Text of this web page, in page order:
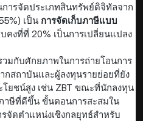
ารจัดประเภทสินทรัพย์ดิจิทัลจาก
เป็น การจัดเก็บภาษีแบบ
คงที่ที่ 20% เป็นการเปลี่ยนแปลง
มกับศักยภาพในการถ่ายโอนการ
กสถาบันและผู้ลงทุนรายย่อยที่ยัง
ยชน์สูง เช่น ZBT ขณะที่นักลงทุน
าษีที่ดีขึ้น ขั้นตอนการสะสมใน
จัดตำแหน่งเชิงกลยุทธ์สำหรับ